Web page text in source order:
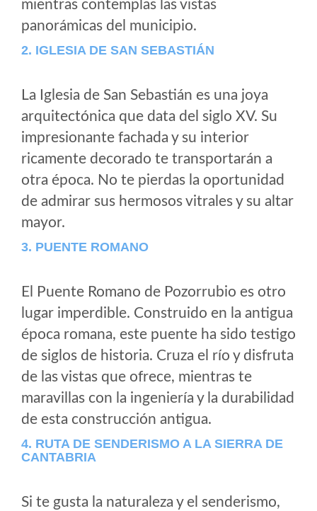
mientras contemplas las vistas
panorámicas del municipio.
2. IGLESIA DE SAN SEBASTIÁN
La Iglesia de San Sebastián es una joya
arquitectónica que data del siglo XV. Su
impresionante fachada y su interior
ricamente decorado te transportarán a
otra época. No te pierdas la oportunidad
de admirar sus hermosos vitrales y su altar
mayor.
3. PUENTE ROMANO
El Puente Romano de Pozorrubio es otro
lugar imperdible. Construido en la antigua
época romana, este puente ha sido testigo
de siglos de historia. Cruza el río y disfruta
de las vistas que ofrece, mientras te
maravillas con la ingeniería y la durabilidad
de esta construcción antigua.
4. RUTA DE SENDERISMO A LA SIERRA DE
CANTABRIA
Si te gusta la naturaleza y el senderismo,